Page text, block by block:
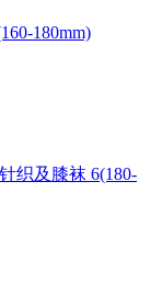
180mm)
织及膝袜 6(180-